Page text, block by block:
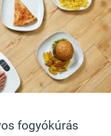
fogyókúrás